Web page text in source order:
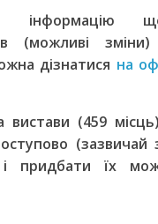
інформацію
(можливі зміни)
дізнатися на
вистави (459
і придбати їх